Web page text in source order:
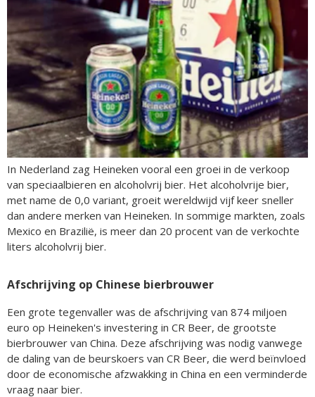
In Nederland zag Heineken vooral een groei in de verkoop
van speciaalbieren en alcoholvrij bier. Het alcoholvrije bier,
met name de 0,0 variant, groeit wereldwijd vijf keer sneller
dan andere merken van Heineken. In sommige markten, zoals
Mexico en Brazilië, is meer dan 20 procent van de verkochte
liters alcoholvrij bier.
Afschrijving op Chinese bierbrouwer
Een grote tegenvaller was de afschrijving van 874 miljoen
euro op Heineken's investering in CR Beer, de grootste
bierbrouwer van China. Deze afschrijving was nodig vanwege
de daling van de beurskoers van CR Beer, die werd beïnvloed
door de economische afzwakking in China en een verminderde
vraag naar bier.